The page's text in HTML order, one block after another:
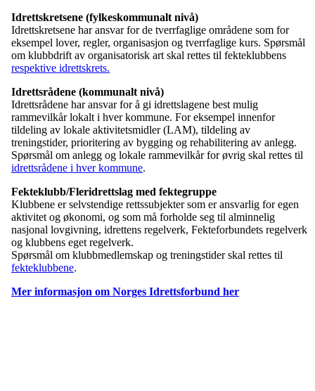
Idrettskretsene (fylkeskommunalt nivå)
Idrettskretsene har ansvar for de tverrfaglige områdene som for
eksempel lover, regler, organisasjon og tverrfaglige kurs. Spørsmål
om klubbdrift av organisatorisk art skal rettes til fekteklubbens
respektive idrettskrets.
Idrettsrådene (kommunalt nivå)
Idrettsrådene har ansvar for å gi idrettslagene best mulig
rammevilkår lokalt i hver kommune. For eksempel innenfor
tildeling av lokale aktivitetsmidler (LAM), tildeling av
treningstider, prioritering av bygging og rehabilitering av anlegg.
Spørsmål om anlegg og lokale rammevilkår for øvrig skal rettes til
idrettsrådene i hver kommune.
Fekteklubb/Fleridrettslag med fektegruppe
Klubbene er selvstendige rettssubjekter som er ansvarlig for egen
aktivitet og økonomi, og som må forholde seg til alminnelig
nasjonal lovgivning, idrettens regelverk, Fekteforbundets regelverk
og klubbens eget regelverk.
Spørsmål om klubbmedlemskap og treningstider skal rettes til
fekteklubbene.
Mer informasjon om Norges Idrettsforbund her